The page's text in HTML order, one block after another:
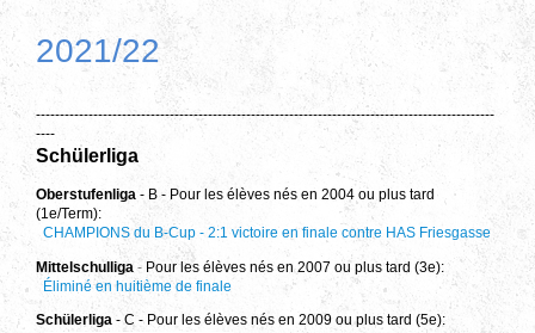
2021/22
------------------------------------------------------------------------------------------------
----
Schülerliga
Oberstufenliga - B - Pour les élèves nés en 2004 ou plus tard
(1e/Term):
CHAMPIONS du B-Cup - 2:1 victoire en finale contre HAS Friesgasse
Mittelschulliga - Pour les élèves nés en 2007 ou plus tard (3e):
Éliminé en huitième de finale
Schülerliga - C - Pour les élèves nés en 2009 ou plus tard (5e):